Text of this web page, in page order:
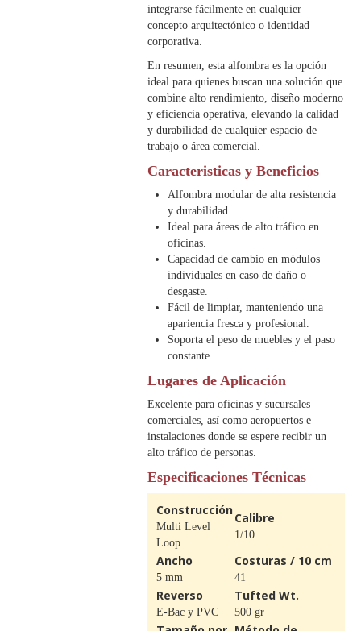
integrarse fácilmente en cualquier
concepto arquitectónico o identidad
corporativa.
En resumen, esta alfombra es la opción
ideal para quienes buscan una solución que
combine alto rendimiento, diseño moderno
y eficiencia operativa, elevando la calidad
y durabilidad de cualquier espacio de
trabajo o área comercial.
Caracteristicas y Beneficios
Alfombra modular de alta resistencia
y durabilidad.
Ideal para áreas de alto tráfico en
oficinas.
Capacidad de cambio en módulos
individuales en caso de daño o
desgaste.
Fácil de limpiar, manteniendo una
apariencia fresca y profesional.
Soporta el peso de muebles y el paso
constante.
Lugares de Aplicación
Excelente para oficinas y sucursales
comerciales, así como aeropuertos e
instalaciones donde se espere recibir un
alto tráfico de personas.
Especificaciones Técnicas
Construcción
Multi Level
Loop
Calibre
1/10
Ancho
5 mm
Costuras / 10 cm
41
Reverso
E-Bac y PVC
Tufted Wt.
500 gr